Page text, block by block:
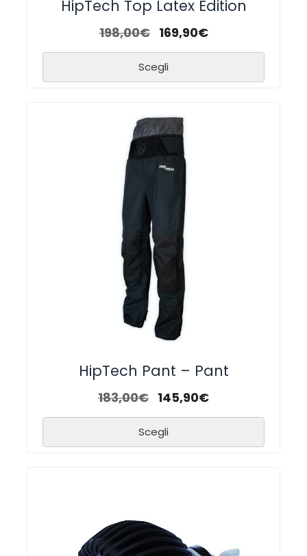
HipTech Top Latex Edition
198,00€ 169,90€
Scegli
HipTech Pant – Pant
183,00€ 145,90€
Scegli